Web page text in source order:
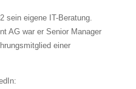
sein eigene IT-Beratung.
AG war er Senior Manager
einer